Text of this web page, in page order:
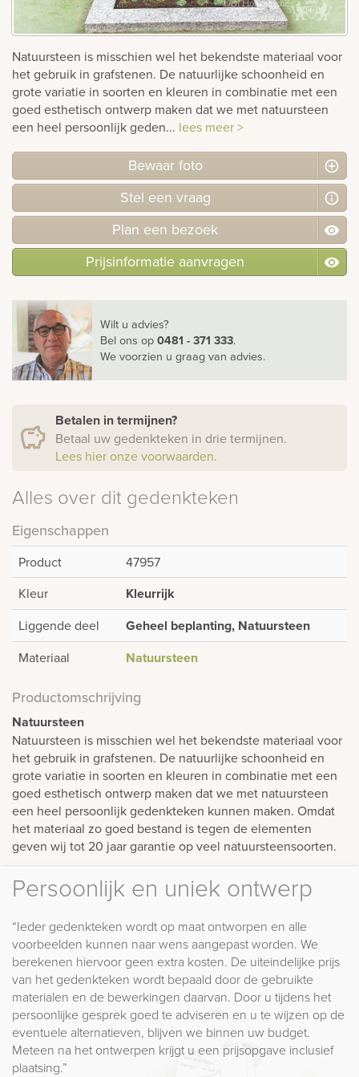
Natuursteen is misschien wel het bekendste materiaal voor
het gebruik in grafstenen. De natuurlijke schoonheid en
grote variatie in soorten en kleuren in combinatie met een
goed esthetisch ontwerp maken dat we met natuursteen
een heel persoonlijk geden... lees meer >
Bewaar foto
Stel een vraag
Plan een bezoek
Prijsinformatie aanvragen
Wilt u advies?
Bel ons op0481 - 371 333.
We voorzien u graag van advies.
Betalen in termijnen?
Betaal uw gedenkteken in drie termijnen.
Lees hier onze voorwaarden.
Alles over dit gedenkteken
Eigenschappen
Product
47957
Kleur
Kleurrijk
Liggende deel Geheel beplanting, Natuursteen
Materiaal Natuursteen
Productomschrijving
Natuursteen
Natuursteen is misschien wel het bekendste materiaal voor
het gebruik in grafstenen. De natuurlijke schoonheid en
grote variatie in soorten en kleuren in combinatie met een
goed esthetisch ontwerp maken dat we met natuursteen
een heel persoonlijk gedenkteken kunnen maken. Omdat
het materiaal zo goed bestand is tegen de elementen
geven wij tot 20 jaar garantie op veel natuursteensoorten.
Persoonlijk en uniek ontwerp
“Ieder gedenkteken wordt op maat ontworpen en alle
voorbeelden kunnen naar wens aangepast worden. We
berekenen hiervoor geen extra kosten. De uiteindelijke prijs
van het gedenkteken wordt bepaald door de gebruikte
materialen en de bewerkingen daarvan. Door u tijdens het
persoonlijke gesprek goed te adviseren en u te wijzen op de
eventuele alternatieven, blijven we binnen uw budget.
Meteen na het ontwerpen krijgt u een prijsopgave inclusief
plaatsing.”